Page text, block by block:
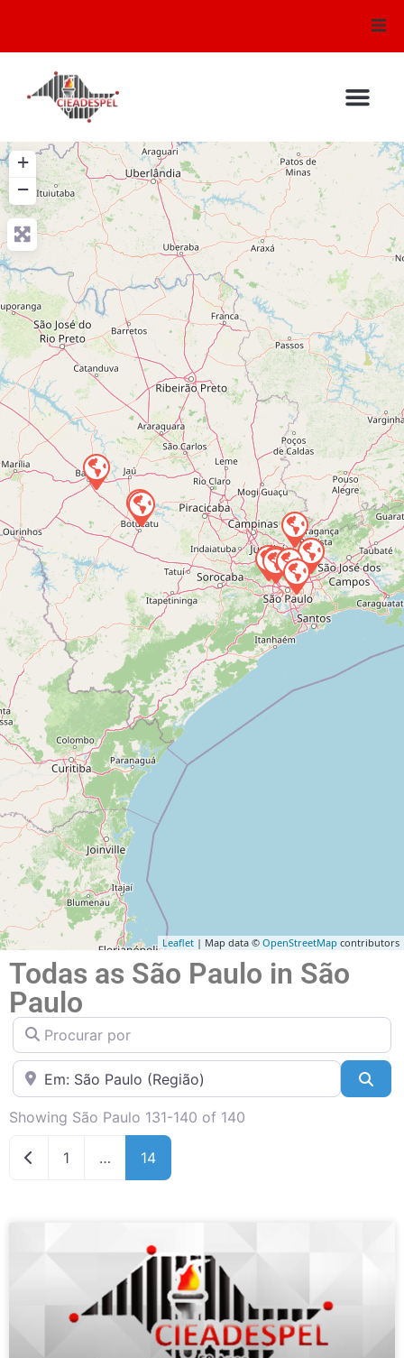
Mural de Recados
Audio e Video
Testemunhos
Sirem
Escola Bíblica
Galeria de Fotos
Notícias
Downloads
Bíblia Online
+
−
Leaflet | Map data © OpenStreetMap contributors
Todas as São Paulo in São
Paulo
Procurar por
Perto de
Showing São Paulo 131-140 of 140
Newer posts
1 … 14